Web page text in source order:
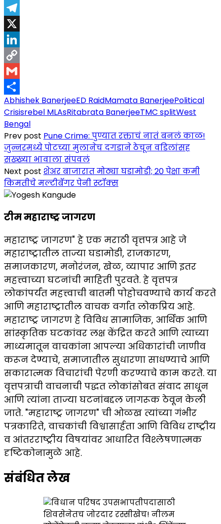
Twitter
Telegram
X
LinkedIn
Copy
Link
Gmail
Share
Abhishek BanerjeeED RaidMamata BanerjeePolitical
Crisisrebel MLAsRitabrata BanerjeeTMC splitWest
Bengal
Prev post Pune Crime: पुण्यात रक्ताचं नातं बनलं काळ!
जुन्नरमध्ये पोटच्या मुलानेच दगडाने ठेचून वडिलांसह
सख्ख्या भावाला संपवलं
Next post शेअर बाजारात मोठ्या घडामोडी; 20 पेक्षा कमी
किमतीचे मल्टीबॅगर पेनी स्टॉक्स
टीम महाराष्ट्र जागरण
महाराष्ट्र जागरण" हे एक मराठी वृत्तपत्र आहे जे
महाराष्ट्रातील ताज्या घडामोडी, राजकारण,
समाजकारण, मनोरंजन, खेळ, व्यापार आणि इतर
महत्त्वाच्या घटनांची माहिती पुरवते. हे वृत्तपत्र
लोकांपर्यंत महत्त्वाची बातमी पोहोचवण्याचे कार्य करते
आणि महाराष्ट्रातील वाचक वर्गात लोकप्रिय आहे.
महाराष्ट्र जागरण हे विविध सामाजिक, आर्थिक आणि
सांस्कृतिक घटकांवर लक्ष केंद्रित करते आणि त्याच्या
माध्यमातून वाचकांना आपल्या अधिकारांची जाणीव
करून देण्याचे, समाजातील सुधारणा साधण्याचे आणि
सकारात्मक विचारांची पेरणी करण्याचे काम करते. या
वृत्तपत्राची वाचनाची पद्धत लोकांसोबत संवाद साधून
आणि त्यांना ताज्या घटनांबद्दल जागरूक ठेवून केली
जाते. "महाराष्ट्र जागरण" ची ओळख त्यांच्या गंभीर
पत्रकारिते, वाचकांची विश्वासार्हता आणि विविध राष्ट्रीय
व आंतरराष्ट्रीय विषयांवर आधारित विश्लेषणात्मक
दृष्टिकोनामुळे आहे.
संबंधित लेख